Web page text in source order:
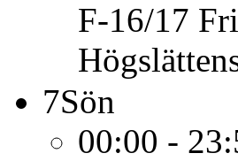
F-16/17
7Sön
00:00 -